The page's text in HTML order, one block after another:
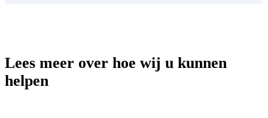
Lees meer over hoe wij u kunnen
helpen